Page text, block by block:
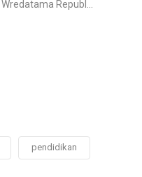
Republ...
pendidikan